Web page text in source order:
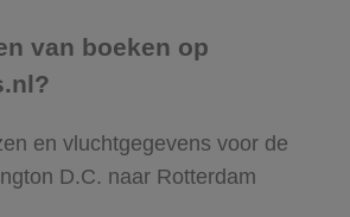
van boeken op
en vluchtgegevens voor de
D.C. naar Rotterdam